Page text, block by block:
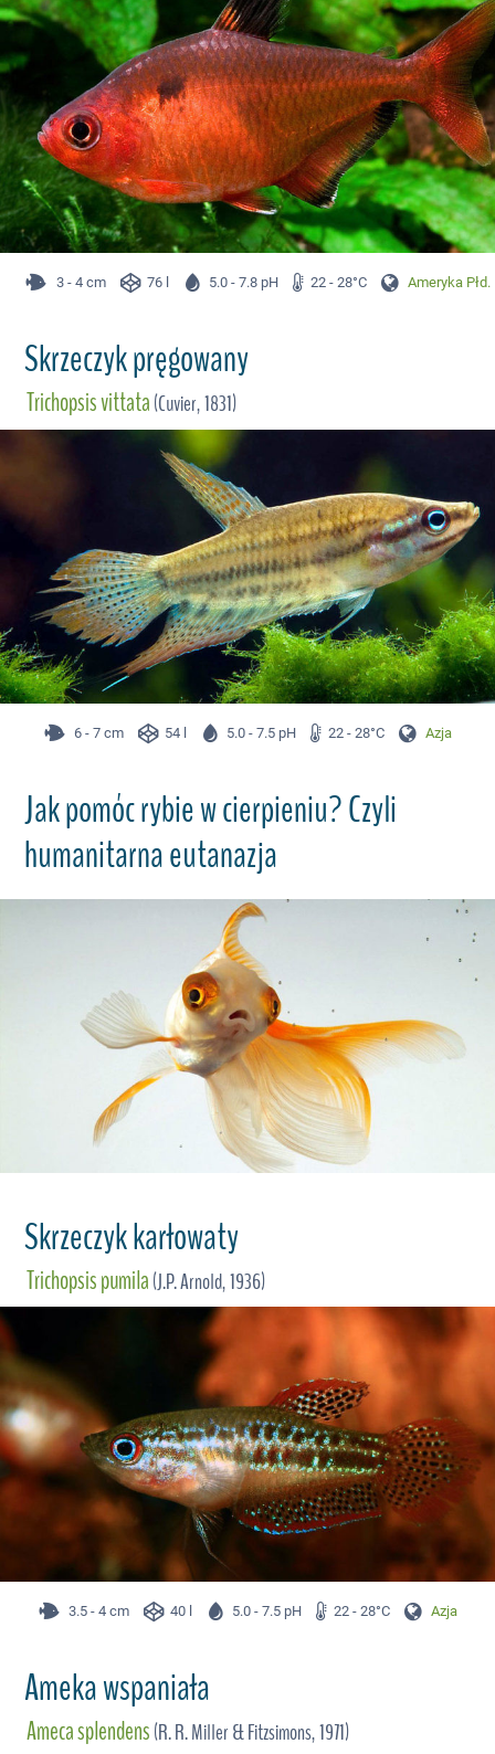
3 - 4 cm 76 l 5.0 - 7.8 pH 22 - 28°C Ameryka Płd.
Skrzeczyk pręgowany
Trichopsis vittata(Cuvier, 1831)
6 - 7 cm 54 l 5.0 - 7.5 pH 22 - 28°C Azja
Jak pomóc rybie w cierpieniu? Czyli
humanitarna eutanazja
Skrzeczyk karłowaty
Trichopsis pumila(J.P. Arnold, 1936)
3.5 - 4 cm 40 l 5.0 - 7.5 pH 22 - 28°C Azja
Ameka wspaniała
Ameca splendens(R. R. Miller & Fitzsimons, 1971)